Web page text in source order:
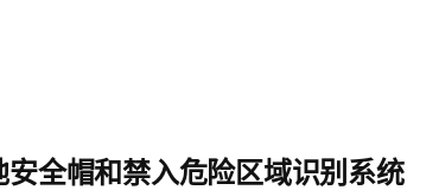
全帽和禁入危险区域识别系统